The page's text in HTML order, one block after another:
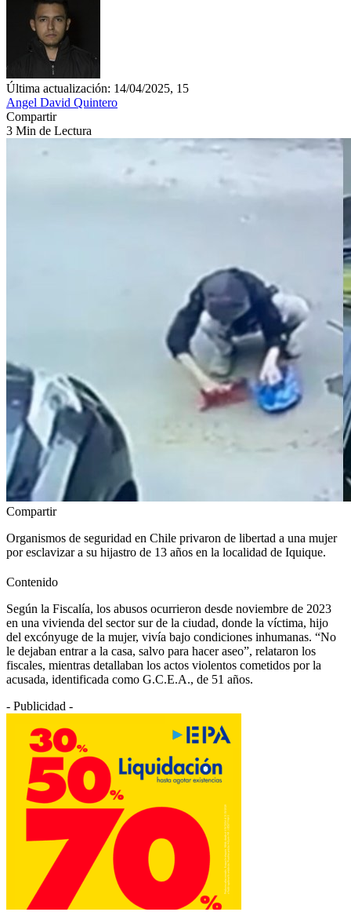
Última actualización: 14/04/2025, 15
Angel David Quintero
Compartir
3 Min de Lectura
Compartir
Organismos de seguridad en Chile privaron de libertad a una mujer
por esclavizar a su hijastro de 13 años en la localidad de Iquique.
Contenido
Según la Fiscalía, los abusos ocurrieron desde noviembre de 2023
en una vivienda del sector sur de la ciudad, donde la víctima, hijo
del excónyuge de la mujer, vivía bajo condiciones inhumanas. “No
le dejaban entrar a la casa, salvo para hacer aseo”, relataron los
fiscales, mientras detallaban los actos violentos cometidos por la
acusada, identificada como G.C.E.A., de 51 años.
- Publicidad -